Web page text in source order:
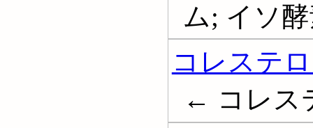
ム; イソ酵
コレステ
← コレス